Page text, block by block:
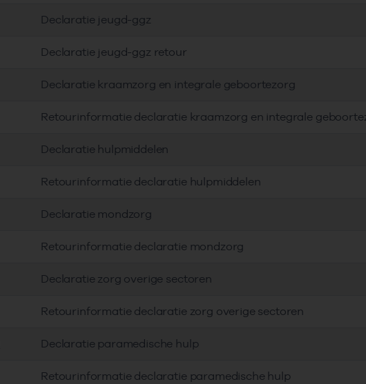
Declaratie jeugd-ggz
Declaratie jeugd-ggz retour
Declaratie kraamzorg en integrale geboortezorg
Retourinformatie declaratie kraamzorg en integrale
Declaratie hulpmiddelen
Retourinformatie declaratie hulpmiddelen
Declaratie mondzorg
Retourinformatie declaratie mondzorg
Declaratie zorg overige sectoren
Retourinformatie declaratie zorg overige sectoren
Declaratie paramedische hulp
Retourinformatie declaratie paramedische hulp